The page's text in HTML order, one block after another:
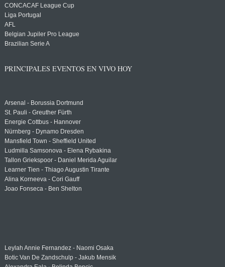
CONCACAF League Cup
Liga Portugal
AFL
Belgian Jupiler Pro League
Brazilian Serie A
PRINCIPALES EVENTOS EN VIVO HOY
Arsenal - Borussia Dortmund
St. Pauli - Greuther Fürth
Energie Cottbus - Hannover
Nürnberg - Dynamo Dresden
Mansfield Town - Sheffield United
Ludmilla Samsonova - Elena Rybakina
Tallon Griekspoor - Daniel Merida Aguilar
Learner Tien - Thiago Augustin Tirante
Alina Korneeva - Cori Gauff
Joao Fonseca - Ben Shelton
Leylah Annie Fernandez - Naomi Osaka
Botic Van De Zandschulp - Jakub Mensik